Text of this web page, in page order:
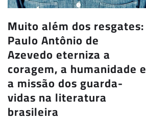
Muito além dos resgates:
Paulo Antônio de
Azevedo eterniza a
coragem, a humanidade e
a missão dos guarda-
vidas na literatura
brasileira